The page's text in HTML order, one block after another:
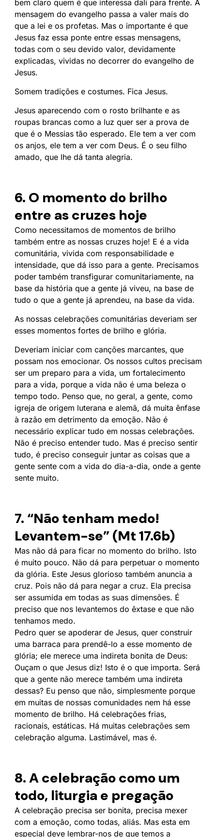
bem claro quem é que interessa dali para frente. A
mensagem do evangelho passa a valer mais do
que a lei e os profetas. Mas o importante é que
Jesus faz essa ponte entre essas mensagens,
todas com o seu devido valor, devidamente
explicadas, vividas no decorrer do evangelho de
Jesus.
Somem tradições e costumes. Fica Jesus.
Jesus aparecendo com o rosto brilhante e as
roupas brancas como a luz quer ser a prova de
que é o Messias tão esperado. Ele tem a ver com
os anjos, ele tem a ver com Deus. É o seu filho
amado, que lhe dá tanta alegria.
6. O momento do brilho
entre as cruzes hoje
Como necessitamos de momentos de brilho
também entre as nossas cruzes hoje! E é a vida
comunitária, vivida com responsabilidade e
intensidade, que dá isso para a gente. Precisamos
poder também transfigurar comunitariamente, na
base da história que a gente já viveu, na base de
tudo o que a gente já aprendeu, na base da vida.
As nossas celebrações comunitárias deveriam ser
esses momentos fortes de brilho e glória.
Deveriam iniciar com canções marcantes, que
possam nos emocionar. Os nossos cultos precisam
ser um preparo para a vida, um fortalecimento
para a vida, porque a vida não é uma beleza o
tempo todo. Penso que, no geral, a gente, como
igreja de origem luterana e alemã, dá muita ênfase
à razão em detrimento da emoção. Não é
necessário explicar tudo em nossas celebrações.
Não é preciso entender tudo. Mas é preciso sentir
tudo, é preciso conseguir juntar as coisas que a
gente sente com a vida do dia-a-dia, onde a gente
sente muito.
7. “Não tenham medo!
Levantem-se” (Mt 17.6b)
Mas não dá para ficar no momento do brilho. Isto
é muito pouco. Não dá para perpetuar o momento
da glória. Este Jesus glorioso também anuncia a
cruz. Pois não dá para negar a cruz. Ela precisa
ser assumida em todas as suas dimensões. É
preciso que nos levantemos do êxtase e que não
tenhamos medo.
Pedro quer se apoderar de Jesus, quer construir
uma barraca para prendê-lo a esse momento de
glória; ele merece uma indireta bonita de Deus:
Ouçam o que Jesus diz! Isto é o que importa. Será
que a gente não merece também uma indireta
dessas? Eu penso que não, simplesmente porque
em muitas de nossas comunidades nem há esse
momento de brilho. Há celebrações frias,
racionais, estáticas. Há muitas celebrações sem
celebração alguma. Lastimável, mas é.
8. A celebração como um
todo, liturgia e pregação
A celebração precisa ser bonita, precisa mexer
com a emoção, como todas, aliás. Mas esta em
especial deve lembrar-nos de que temos a